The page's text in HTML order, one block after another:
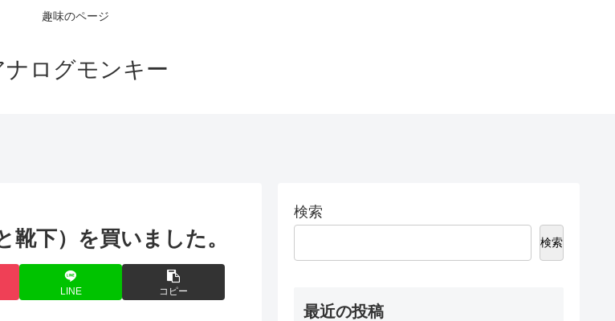
趣味のページ
ナログモンキー
下）を買いました。
LINE コピー
検索
検索
最近の投稿